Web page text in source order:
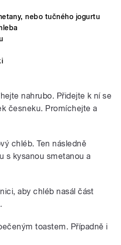
nebo tučného jogurtu
nahrubo. Přidejte k ní se
česneku. Promíchejte a
chléb. Ten následně
s kysanou smetanou a
aby chléb nasál část
toastem. Případně i